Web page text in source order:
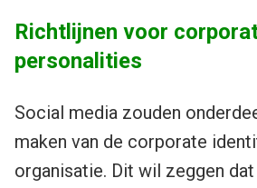
Richtlijnen voor
personalities
Social media zouden
maken van de corporate
organisatie. Dit wil zeggen